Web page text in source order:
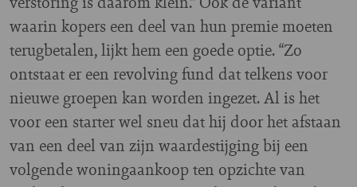
waarin kopers een deel van hun premie moeten
terugbetalen, lijkt hem een goede optie. “Zo
ontstaat er een revolving fund dat telkens voor
nieuwe groepen kan worden ingezet. Al is het
voor een starter wel sneu dat hij door het afstaan
van een deel van zijn waardestijging bij een
volgende woningaankoop ten opzichte van